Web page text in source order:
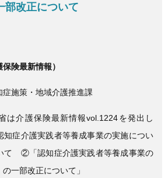
部改正について
険最新情報）
施策・地域介護推進課
は介護保険最新情報vol.1224を発出し
症介護実践者等養成事業の実施につい
て ②「認知症介護実践者等養成事業の
一部改正について」